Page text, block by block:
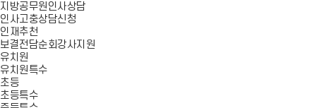
지방공무원인사상담
인사고충상담신청
인재추천
보결전담순회강사지원
유치원
유치원특수
초등
초등특수